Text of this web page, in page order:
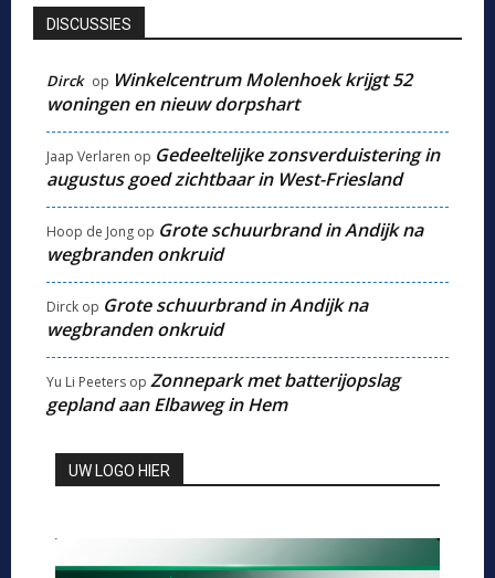
DISCUSSIES
Dirck op Winkelcentrum Molenhoek krijgt 52
woningen en nieuw dorpshart
Jaap Verlaren op Gedeeltelijke zonsverduistering in
augustus goed zichtbaar in West-Friesland
Hoop de Jong op Grote schuurbrand in Andijk na
wegbranden onkruid
Dirck op Grote schuurbrand in Andijk na
wegbranden onkruid
Yu Li Peeters op Zonnepark met batterijopslag
gepland aan Elbaweg in Hem
UW LOGO HIER